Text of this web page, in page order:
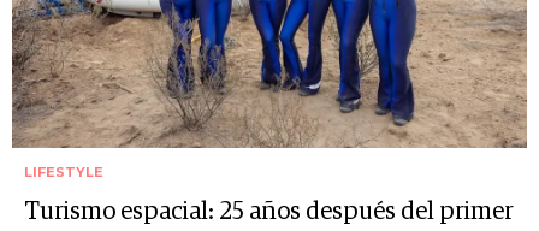
LIFESTYLE
Turismo espacial: 25 años después del primer